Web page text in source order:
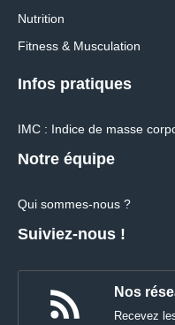
Nutrition
Fitness & Musculation
Infos pratiques
IMC : Indice de masse
Notre équipe
Qui sommes-nous ?
Suiviez-nous !
Nos
Recevez